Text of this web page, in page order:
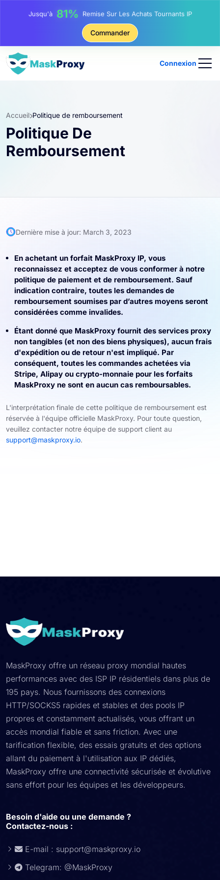
Jusqu'à 81% Remise Sur Les Achats Tournants IP
Commander
Connexion
Accueil Politique de remboursement
Politique De
Remboursement
Dernière mise à jour: March 3, 2023
En achetant un forfait MaskProxy IP, vous
reconnaissez et acceptez de vous conformer à notre
politique de paiement et de remboursement. Sauf
indication contraire, toutes les demandes de
remboursement soumises par d’autres moyens seront
considérées comme invalides.
Étant donné que MaskProxy fournit des services proxy
non tangibles (et non des biens physiques), aucun frais
d'expédition ou de retour n'est impliqué. Par
conséquent, toutes les commandes achetées via
Stripe, Alipay ou crypto-monnaie pour les forfaits
MaskProxy ne sont en aucun cas remboursables.
L'interprétation finale de cette politique de remboursement est
réservée à l'équipe officielle MaskProxy. Pour toute question,
veuillez contacter notre équipe de support client au
support@maskproxy.io.
MaskProxy offre un réseau proxy mondial hautes
performances avec des ISP IP résidentiels dans plus de
195 pays. Nous fournissons des connexions
HTTP/SOCKS5 rapides et stables et des pools IP
propres et constamment actualisés, vous offrant un
accès mondial fiable et sans friction. Avec une
tarification flexible, des essais gratuits et des options
allant du paiement à l'utilisation aux IP dédiés,
MaskProxy offre une connectivité sécurisée et évolutive
sans effort pour les équipes et les développeurs.
Besoin d'aide ou une demande ?
Contactez-nous :
E-mail : support@maskproxy.io
Telegram: @MaskProxy